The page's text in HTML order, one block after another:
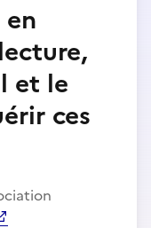
en
et le
ces